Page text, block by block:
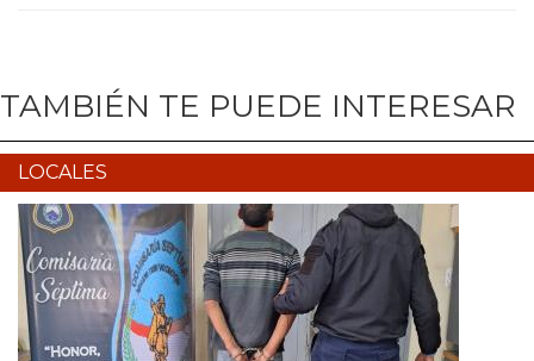
TAMBIÉN TE PUEDE INTERESAR
LOCALES